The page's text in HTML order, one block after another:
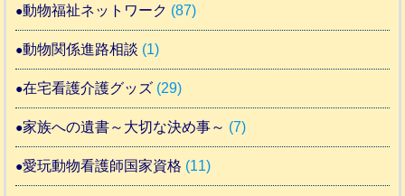
動物福祉ネットワーク (87)
動物関係進路相談 (1)
在宅看護介護グッズ (29)
家族への遺書～大切な決め事～ (7)
愛玩動物看護師国家資格 (11)